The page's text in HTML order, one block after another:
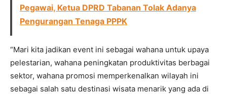
Pegawai, Ketua DPRD Tabanan Tolak Adanya
Pengurangan Tenaga PPPK
“Mari kita jadikan event ini sebagai wahana untuk upaya
pelestarian, wahana peningkatan produktivitas berbagai
sektor, wahana promosi memperkenalkan wilayah ini
sebagai salah satu destinasi wisata menarik yang ada di